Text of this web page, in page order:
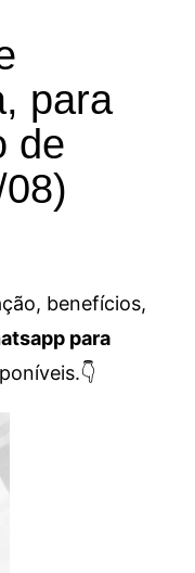
para
de
benefícios,
para